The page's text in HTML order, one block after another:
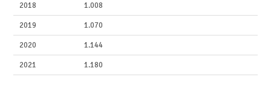
2018 1.008
2019 1.070
2020 1.144
2021 1.180